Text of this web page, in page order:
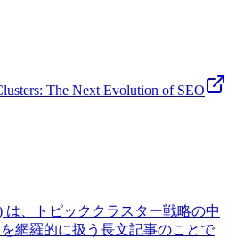
The Next Evolution of SEO
は、トピッククラスター戦略の中
網羅的に扱う長文記事のことで